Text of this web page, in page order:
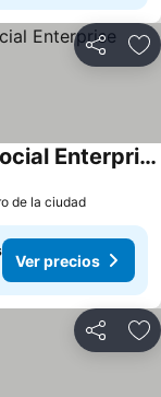
Compartir
Same Skies' Kneading Peace Social Enterprise
de la ciudad
Ver precios
Compartir